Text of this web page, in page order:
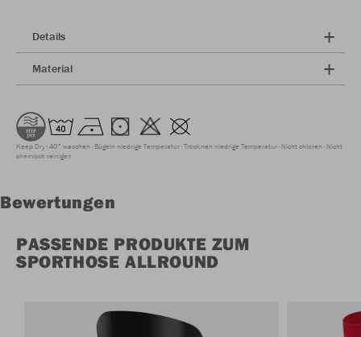
Details
Material
Keep Dry 40° waschen Bügeln niedrige Temperatur Trocknen niedrige Temperatur Nicht chloren Nicht
chemisch reinigen
Bewertungen
PASSENDE PRODUKTE ZUM
SPORTHOSE ALLROUND